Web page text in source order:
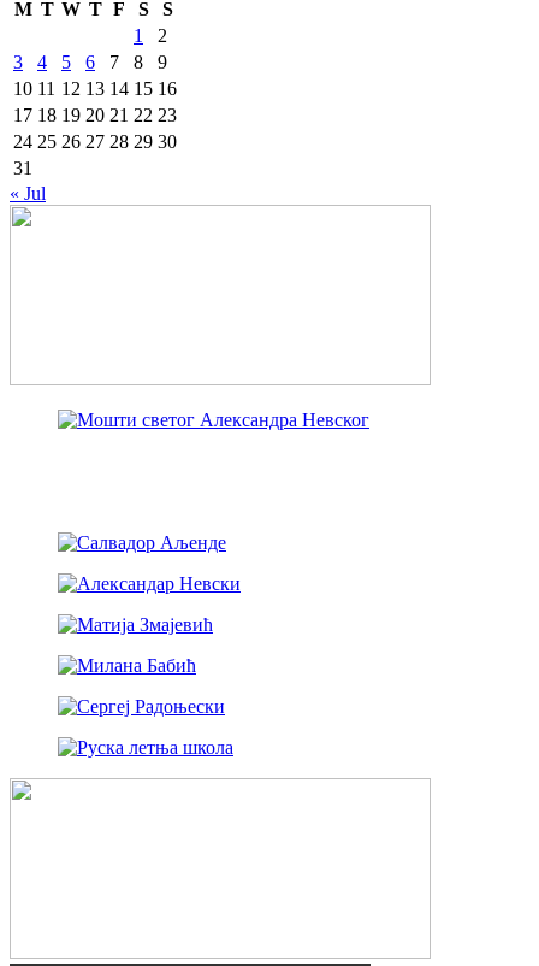
M T W T F S
S
1
2
3
4 5 6 7 8
9
10 11 12 13 14 15 16
17 18 19 20 21 22 23
24 25 26 27 28 29 30
31
« Jul